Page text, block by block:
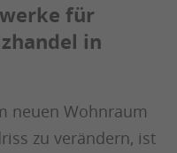
für
in
neuen Wohnraum
zu verändern, ist